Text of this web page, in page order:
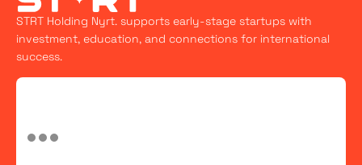
STRT Holding Nyrt. supports early-stage startups with
investment, education, and connections for international
success.